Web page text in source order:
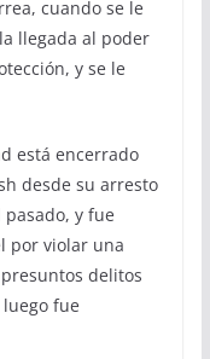
cuando se le
llegada al poder
y se le
está encerrado
desde su arresto
y fue
por violar una
delitos
fue